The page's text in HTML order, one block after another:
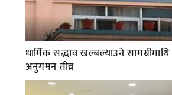
धार्मिक सद्भाव खल्बल्याउने
अनुगमन तीव्र